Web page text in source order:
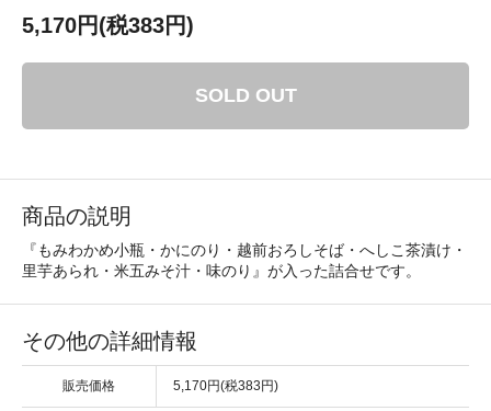
5,170円(税383円)
SOLD OUT
商品の説明
『もみわかめ小瓶・かにのり・越前おろしそば・へしこ茶漬け・
里芋あられ・米五みそ汁・味のり』が入った詰合せです。
その他の詳細情報
販売価格 5,170円(税383円)